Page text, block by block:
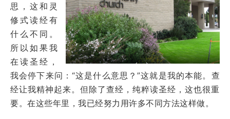
思，这和灵
修式读经有
什么不同。
所以如果我
在读圣经，
我会停下来问：“这是什么意思？”这就是我的本能。查
经让我精神起来。但除了查经，纯粹读圣经，这也很重
要。在这些年里，我已经努力用许多不同方法这样做。